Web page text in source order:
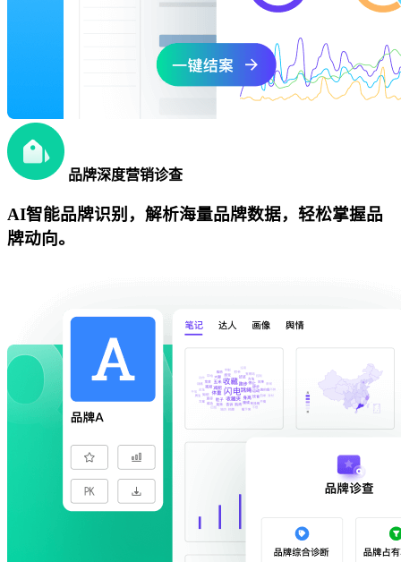
品牌深度营销诊查
AI智能品牌识别，解析海量品牌数据，轻松掌握品
牌动向。